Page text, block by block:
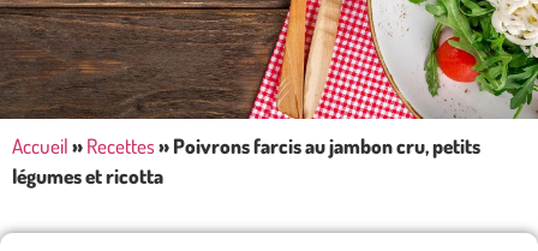
Accueil»Recettes»Poivrons farcis au jambon cru, petits
légumes et ricotta